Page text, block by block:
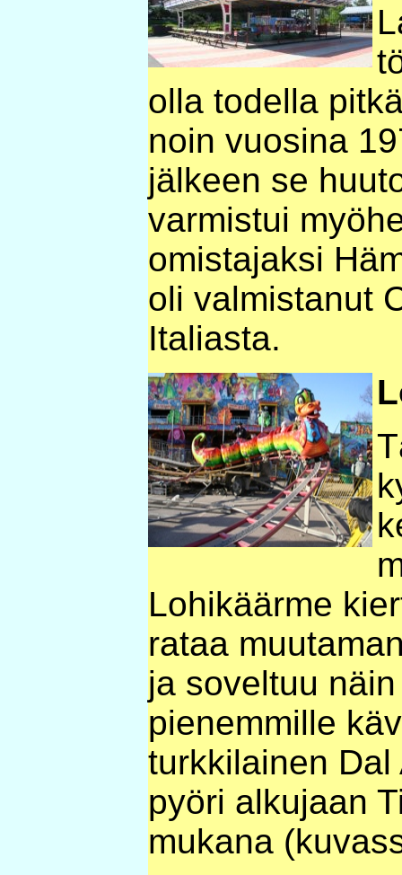
olla todella
noin vuosina
jälkeen se
varmistui
omistajaksi
oli valmistanut
Italiasta.
Lohikäärme
rataa
ja soveltuu
pienemmille
turkkilainen
pyöri alkujaan
mukana